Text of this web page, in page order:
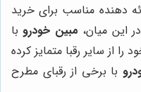
دهنده مناسب برای خرید
این میان، مبین خودرو با
را از سایر رقبا متمایز کرده
با برخی از رقبای مطرح